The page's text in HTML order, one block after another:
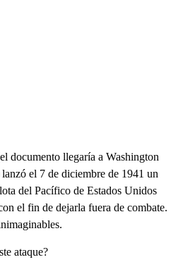
documento llegaría a Washington
el 7 de diciembre de 1941 un
del Pacífico de Estados Unidos
el fin de dejarla fuera de combate.
ataque?